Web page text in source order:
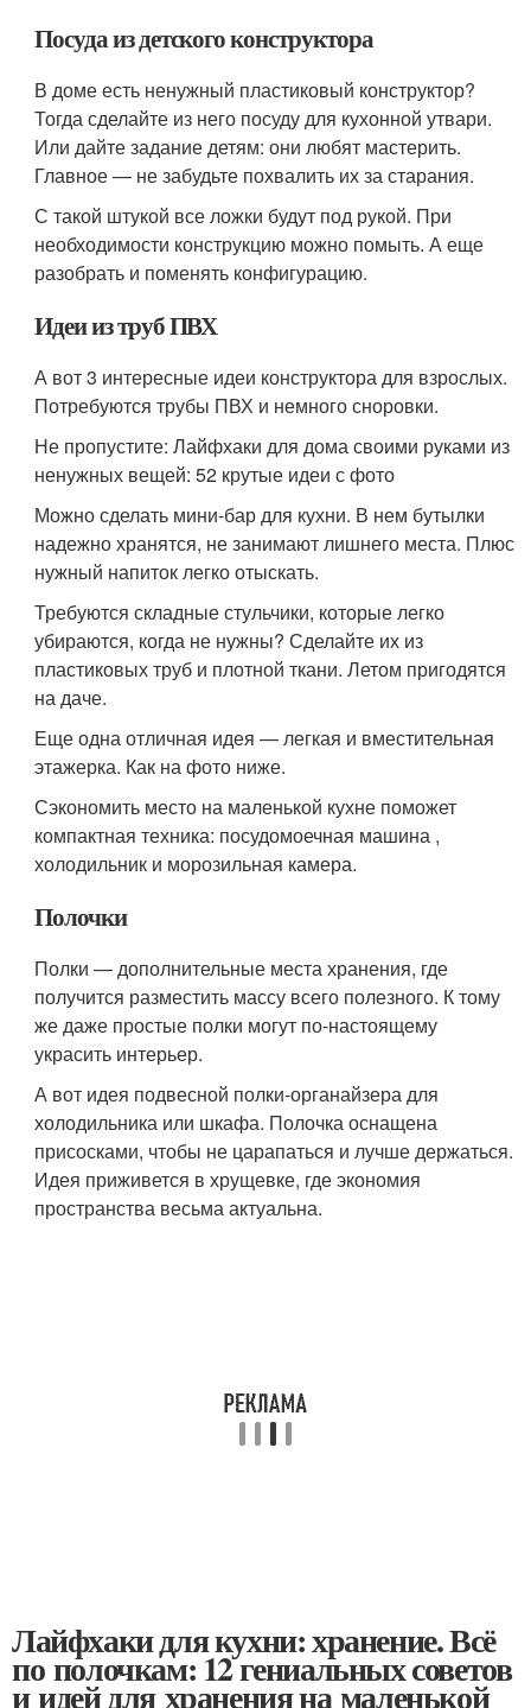
Посуда из детского конструктора
В доме есть ненужный пластиковый конструктор?
Тогда сделайте из него посуду для кухонной утвари.
Или дайте задание детям: они любят мастерить.
Главное — не забудьте похвалить их за старания.
С такой штукой все ложки будут под рукой. При
необходимости конструкцию можно помыть. А еще
разобрать и поменять конфигурацию.
Идеи из труб ПВХ
А вот 3 интересные идеи конструктора для взрослых.
Потребуются трубы ПВХ и немного сноровки.
Не пропустите: Лайфхаки для дома своими руками из
ненужных вещей: 52 крутые идеи с фото
Можно сделать мини-бар для кухни. В нем бутылки
надежно хранятся, не занимают лишнего места. Плюс
нужный напиток легко отыскать.
Требуются складные стульчики, которые легко
убираются, когда не нужны? Сделайте их из
пластиковых труб и плотной ткани. Летом пригодятся
на даче.
Еще одна отличная идея — легкая и вместительная
этажерка. Как на фото ниже.
Сэкономить место на маленькой кухне поможет
компактная техника: посудомоечная машина ,
холодильник и морозильная камера.
Полочки
Полки — дополнительные места хранения, где
получится разместить массу всего полезного. К тому
же даже простые полки могут по-настоящему
украсить интерьер.
А вот идея подвесной полки-органайзера для
холодильника или шкафа. Полочка оснащена
присосками, чтобы не царапаться и лучше держаться.
Идея приживется в хрущевке, где экономия
пространства весьма актуальна.
Лайфхаки для кухни: хранение. Всё
по полочкам: 12 гениальных советов
и идей для хранения на маленькой